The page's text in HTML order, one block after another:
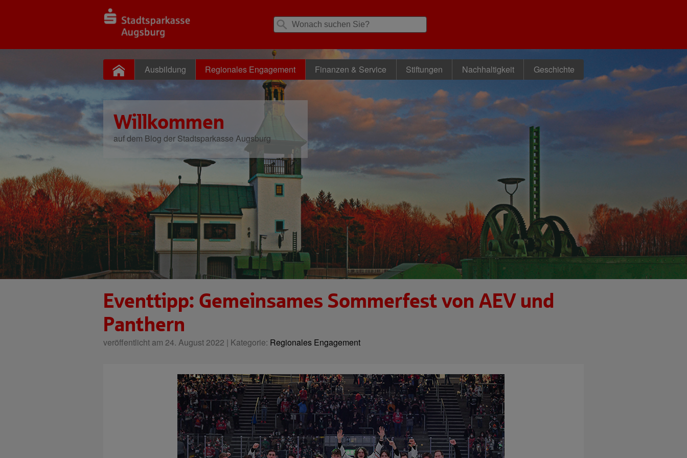
Ausbildung Regionales Engagement Finanzen & Service Stiftungen Nachhaltigkeit Geschichte
Willkommen
auf dem Blog der Stadtsparkasse Augsburg
Eventtipp: Gemeinsames Sommerfest von AEV und
Panthern
veröffentlicht am 24. August 2022 | Kategorie: Regionales Engagement